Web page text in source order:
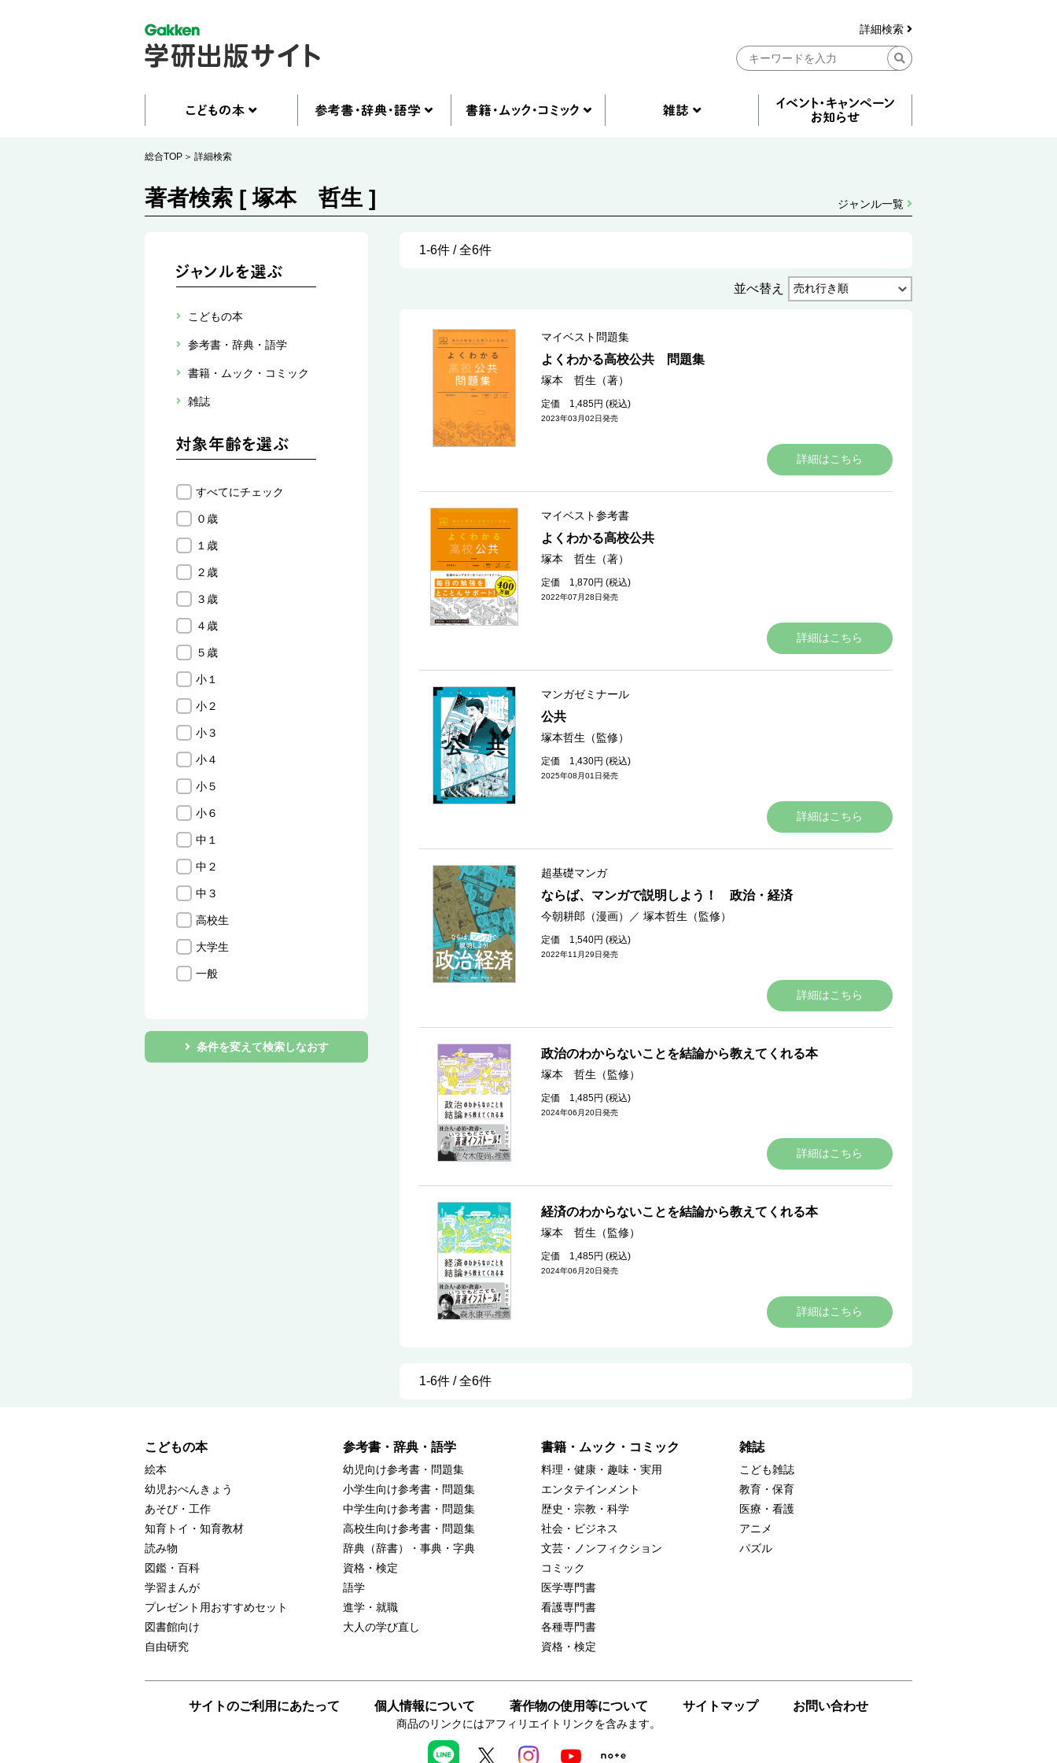
詳細検索
総合TOP 詳細検索
著者検索 [ 塚本 哲生 ] ジャンル一覧
こどもの本
参考書・辞典・語学
書籍・ムック・コミック
雑誌
すべてにチェック
０歳
１歳
２歳
３歳
４歳
５歳
小１
小２
小３
小４
小５
小６
中１
中２
中３
高校生
大学生
一般
条件を変えて検索しなおす
1-6件 / 全6件
並べ替え
マイベスト問題集
よくわかる高校公共 問題集
塚本 哲生（著）
定価 1,485円 (税込)
2023年03月02日発売
詳細はこちら
マイベスト参考書
よくわかる高校公共
塚本 哲生（著）
定価 1,870円 (税込)
2022年07月28日発売
詳細はこちら
マンガゼミナール
公共
塚本哲生（監修）
定価 1,430円 (税込)
2025年08月01日発売
詳細はこちら
超基礎マンガ
ならば、マンガで説明しよう！ 政治・経済
今朝耕郎（漫画） ／ 塚本哲生（監修）
定価 1,540円 (税込)
2022年11月29日発売
詳細はこちら
政治のわからないことを結論から教えてくれる本
塚本 哲生（監修）
定価 1,485円 (税込)
2024年06月20日発売
詳細はこちら
経済のわからないことを結論から教えてくれる本
塚本 哲生（監修）
定価 1,485円 (税込)
2024年06月20日発売
詳細はこちら
1-6件 / 全6件
こどもの本
絵本
幼児おべんきょう
あそび・工作
知育トイ・知育教材
読み物
図鑑・百科
学習まんが
プレゼント用おすすめセット
図書館向け
自由研究
参考書・辞典・語学
幼児向け参考書・問題集
小学生向け参考書・問題集
中学生向け参考書・問題集
高校生向け参考書・問題集
辞典（辞書）・事典・字典
資格・検定
語学
進学・就職
大人の学び直し
書籍・ムック・コミック
料理・健康・趣味・実用
エンタテインメント
歴史・宗教・科学
社会・ビジネス
文芸・ノンフィクション
コミック
医学専門書
看護専門書
各種専門書
資格・検定
雑誌
こども雑誌
教育・保育
医療・看護
アニメ
パズル
サイトのご利用にあたって 個人情報について 著作物の使用等について サイトマップ お問い合わせ
商品のリンクにはアフィリエイトリンクを含みます。